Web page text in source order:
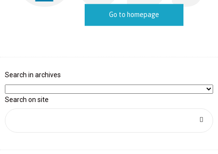
Go to homepage
Search in archives
Search on site